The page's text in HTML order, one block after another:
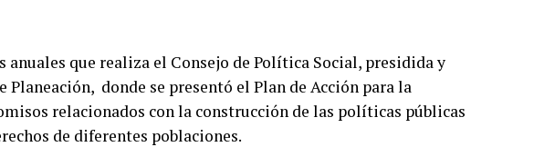
anuales que realiza el Consejo de Política Social, presidida y
donde se presentó el Plan de Acción para la
relacionados con la construcción de las políticas públicas
de diferentes poblaciones.